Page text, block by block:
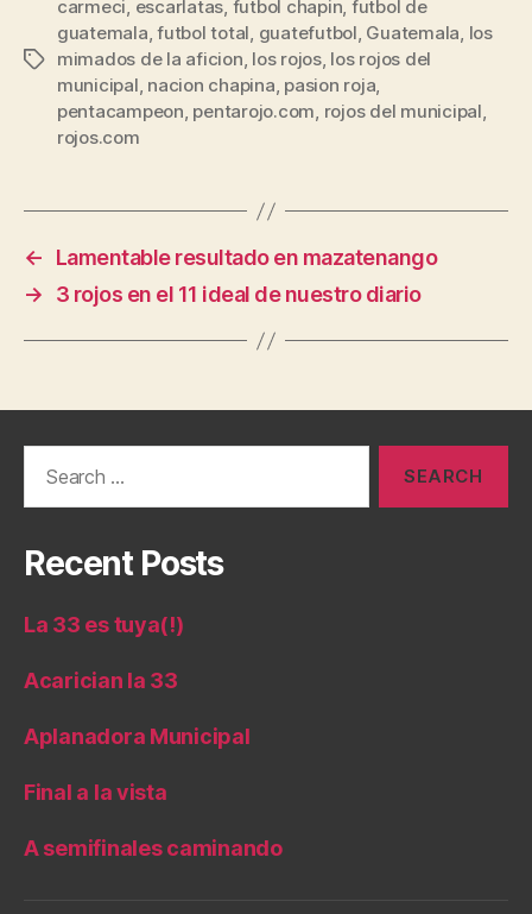
Tags
carmeci, escarlatas, futbol chapin, futbol de
guatemala,futbol total, guatefutbol, Guatemala, los
mimados de la aficion, los rojos, los rojos del
municipal, nacion chapina, pasion roja,
pentacampeon, pentarojo.com, rojos del municipal,
rojos.com
←
Lamentable resultado en mazatenango
→
3 rojos en el 11 ideal de nuestro diario
Recent Posts
La 33 es tuya(!)
Acarician la 33
Aplanadora Municipal
Final a la vista
A semifinales caminando